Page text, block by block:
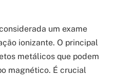
um exame
ionizante. O principal
metálicos que podem
magnético. É crucial